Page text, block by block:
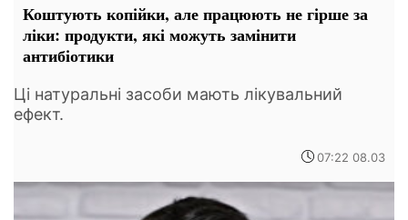
Коштують копійки, але працюють не гірше за
ліки: продукти, які можуть замінити
антибіотики
Ці натуральні засоби мають лікувальний
ефект.
07:22 08.03